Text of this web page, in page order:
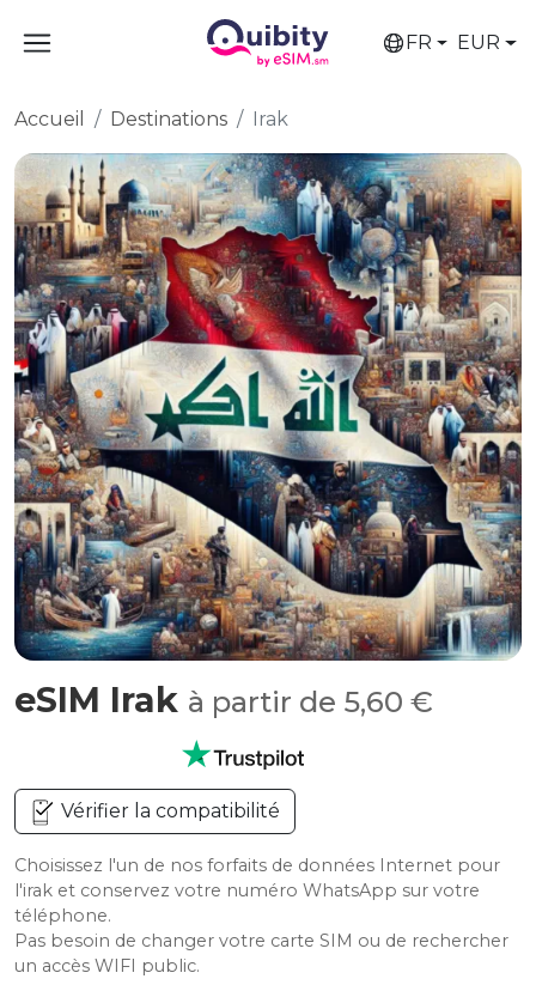
FR EUR
Accueil Destinations Irak
eSIM Irak à partir de 5,60 €
Vérifier la compatibilité
Choisissez l'un de nos forfaits de données Internet pour
l'irak et conservez votre numéro WhatsApp sur votre
téléphone.
Pas besoin de changer votre carte SIM ou de rechercher
un accès WIFI public.